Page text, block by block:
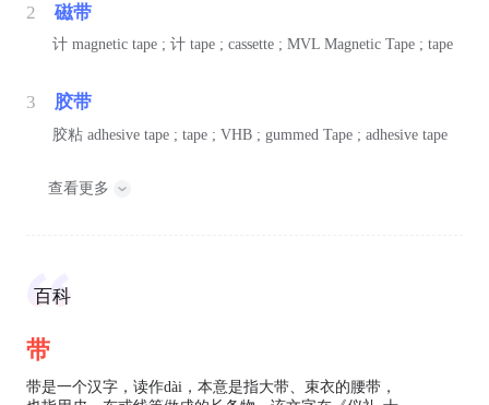
2 磁带
计 magnetic tape ; 计 tape ; cassette ; MVL Magnetic Tape ; tape
3 胶带
胶粘 adhesive tape ; tape ; VHB ; gummed Tape ; adhesive tape
查看更多
百科
带
带是一个汉字，读作dài，本意是指大带、束衣的腰带，